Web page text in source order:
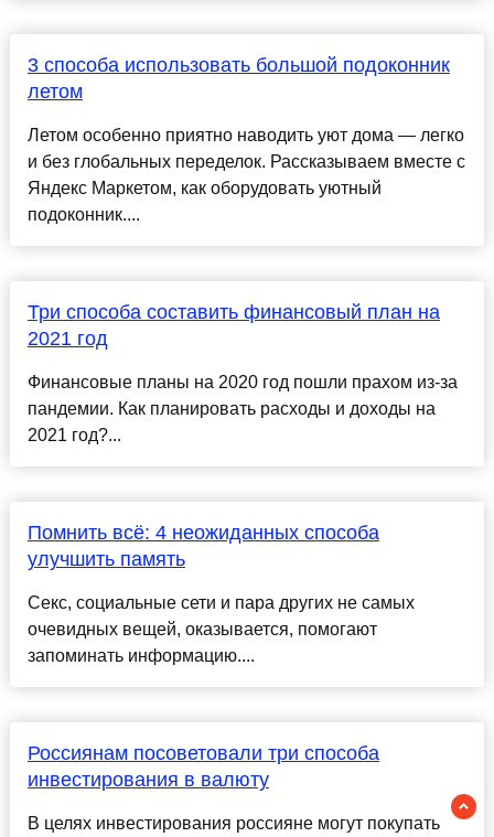
3 способа использовать большой подоконник
летом
Летом особенно приятно наводить уют дома — легко
и без глобальных переделок. Рассказываем вместе с
Яндекс Маркетом, как оборудовать уютный
подоконник....
Три способа составить финансовый план на
2021 год
Финансовые планы на 2020 год пошли прахом из-за
пандемии. Как планировать расходы и доходы на
2021 год?...
Помнить всё: 4 неожиданных способа
улучшить память
Секс, социальные сети и пара других не самых
очевидных вещей, оказывается, помогают
запоминать информацию....
Россиянам посоветовали три способа
инвестирования в валюту
В целях инвестирования россияне могут покупать